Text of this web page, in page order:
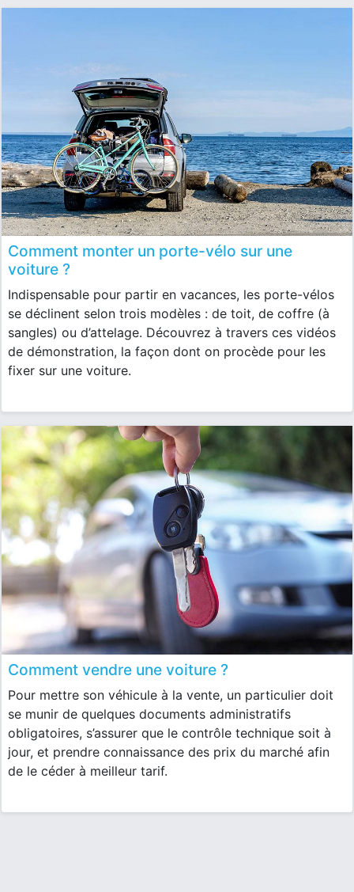
Comment monter un porte-vélo sur une
voiture ?
Indispensable pour partir en vacances, les porte-vélos
se déclinent selon trois modèles : de toit, de coffre (à
sangles) ou d’attelage. Découvrez à travers ces vidéos
de démonstration, la façon dont on procède pour les
fixer sur une voiture.
Comment vendre une voiture ?
Pour mettre son véhicule à la vente, un particulier doit
se munir de quelques documents administratifs
obligatoires, s’assurer que le contrôle technique soit à
jour, et prendre connaissance des prix du marché afin
de le céder à meilleur tarif.